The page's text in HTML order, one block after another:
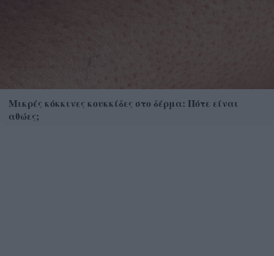
Μικρές κόκκινες κουκκίδες στο δέρμα: Πότε είναι
αθώες;